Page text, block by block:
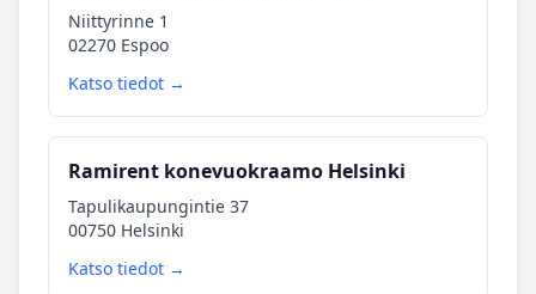
Niittyrinne 1
02270 Espoo
Katso tiedot →
Ramirent konevuokraamo Helsinki
Tapulikaupungintie 37
00750 Helsinki
Katso tiedot →